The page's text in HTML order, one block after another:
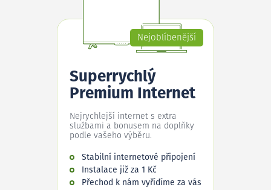
Nejoblíbenější
Superrychlý
Premium Internet
Nejrychlejší internet s extra
službami a bonusem na doplňky
podle vašeho výběru.
Stabilní internetové připojení
Instalace již za 1 Kč
Přechod k nám vyřídíme za vás